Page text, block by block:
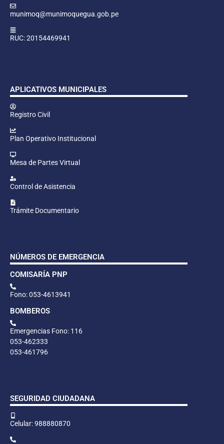
munimoq@munimoquegua.gob.pe
RUC: 20154469941
APLICATIVOS MUNICIPALES
Registro Civil
Plan Operativo Institucional
Mesa de Partes Virtual
Control de Asistencia
Trámite Documentario
NÚMEROS DE EMERGENCIA
COMISARÍA PNP
Fono: 053-4613941
BOMBEROS
Emergencias Fono: 116
053-462333
053-461796
SEGURIDAD CIUDADANA
Celular: 988880870